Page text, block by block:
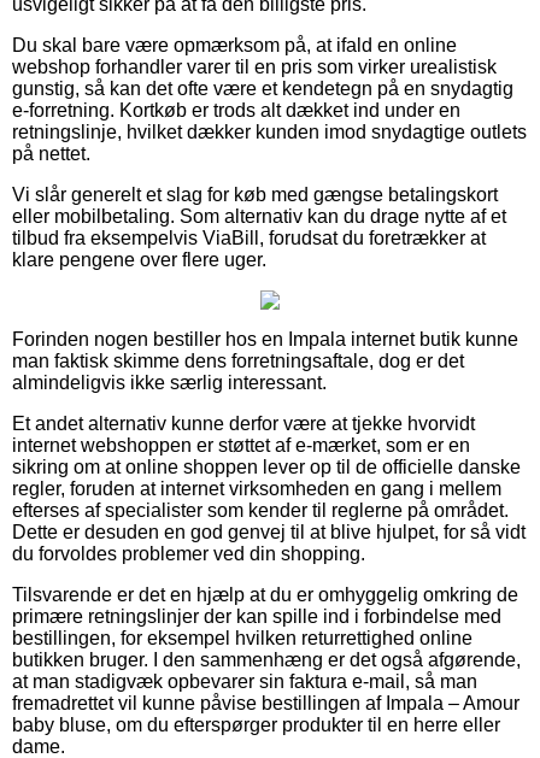
Du skal bare være opmærksom på, at ifald en online
webshop forhandler varer til en pris som virker urealistisk
gunstig, så kan det ofte være et kendetegn på en snydagtig
e-forretning. Kortkøb er trods alt dækket ind under en
retningslinje, hvilket dækker kunden imod snydagtige outlets
på nettet.
Vi slår generelt et slag for køb med gængse betalingskort
eller mobilbetaling. Som alternativ kan du drage nytte af et
tilbud fra eksempelvis ViaBill, forudsat du foretrækker at
klare pengene over flere uger.
Forinden nogen bestiller hos en Impala internet butik kunne
man faktisk skimme dens forretningsaftale, dog er det
almindeligvis ikke særlig interessant.
Et andet alternativ kunne derfor være at tjekke hvorvidt
internet webshoppen er støttet af e-mærket, som er en
sikring om at online shoppen lever op til de officielle danske
regler, foruden at internet virksomheden en gang i mellem
efterses af specialister som kender til reglerne på området.
Dette er desuden en god genvej til at blive hjulpet, for så vidt
du forvoldes problemer ved din shopping.
Tilsvarende er det en hjælp at du er omhyggelig omkring de
primære retningslinjer der kan spille ind i forbindelse med
bestillingen, for eksempel hvilken returrettighed online
butikken bruger. I den sammenhæng er det også afgørende,
at man stadigvæk opbevarer sin faktura e-mail, så man
fremadrettet vil kunne påvise bestillingen af Impala – Amour
baby bluse, om du efterspørger produkter til en herre eller
dame.